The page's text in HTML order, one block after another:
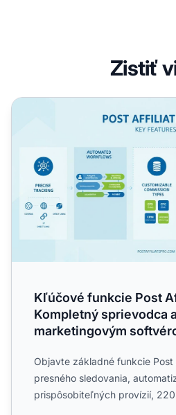
Zistiť
Kľúčové funkcie Post Affiliate
Kľúčové funkcie Post
Kompletný sprievodca
marketingovým
Objavte základné funkcie
presného sledovania,
prispôsobiteľných provízií,